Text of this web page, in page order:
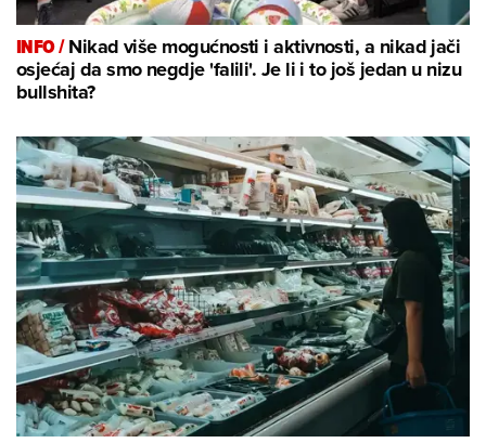
INFO /Nikad više mogućnosti i aktivnosti, a nikad jači
osjećaj da smo negdje 'falili'. Je li i to još jedan u nizu
bullshita?